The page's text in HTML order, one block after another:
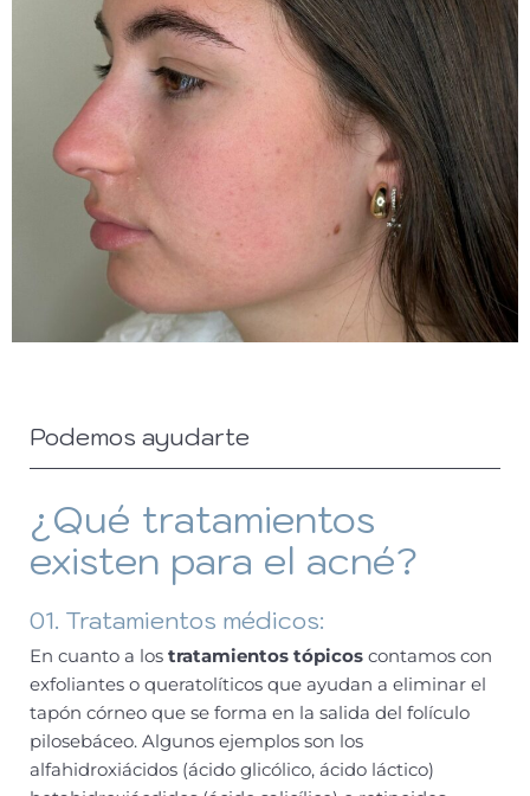
Podemos ayudarte
¿Qué tratamientos
existen para el acné?
01. Tratamientos médicos:
En cuanto a los tratamientos tópicos contamos con
exfoliantes o queratolíticos que ayudan a eliminar el
tapón córneo que se forma en la salida del folículo
pilosebáceo. Algunos ejemplos son los
alfahidroxiácidos (ácido glicólico, ácido láctico)